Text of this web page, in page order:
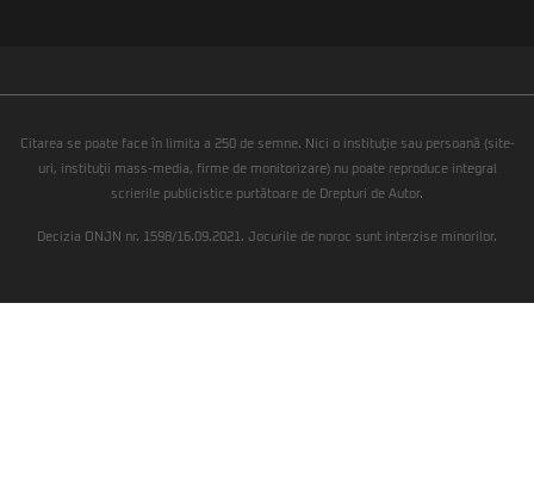
Citarea se poate face în limita a 250 de semne. Nici o instituţie sau persoană (site-
uri, instituţii mass-media, firme de monitorizare) nu poate reproduce integral
scrierile publicistice purtătoare de Drepturi de Autor.
Decizia ONJN nr. 1598/16.09.2021. Jocurile de noroc sunt interzise minorilor.